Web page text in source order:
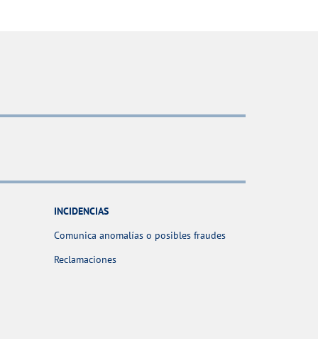
INCIDENCIAS
Comunica anomalías o posibles fraudes
Reclamaciones